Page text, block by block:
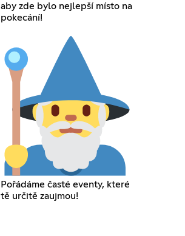
aby zde bylo nejlepší místo na
pokecání!
Pořádáme časté eventy, které
tě určitě zaujmou!